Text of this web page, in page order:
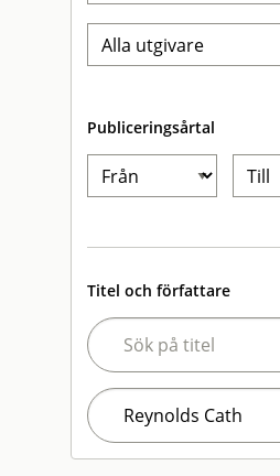
Publiceringsårtal
Titel och författare